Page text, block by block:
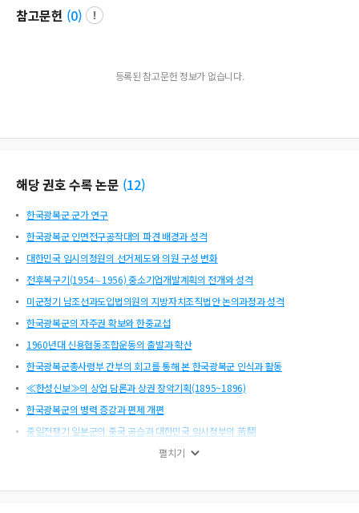
참고문헌 (0)
등록된 참고문헌 정보가 없습니다.
해당 권호 수록 논문 (12)
한국광복군 군가 연구
한국광복군 인면전구공작대의 파견 배경과 성격
대한민국 임시의정원의 선거제도와 의원 구성 변화
전후복구기(1954∼1956) 중소기업개발계획의 전개와 성격
미군정기 남조선과도입법의원의 지방자치조직법안 논의과정과 성격
한국광복군의 자주권 확보와 한중교섭
1960년대 신용협동조합운동의 출발과 확산
한국광복군총사령부 간부의 회고를 통해 본 한국광복군 인식과 활동
≪한성신보≫의 상업 담론과 상권 장악기획(1895~1896)
한국광복군의 병력 증강과 편제 개편
중일전쟁기 일본군의 중국 공습과 대한민국 임시정부의 苦鬪
1924년 베이징의 스님 신채호와 조선의 언론인 홍명희·한기악
펼치기